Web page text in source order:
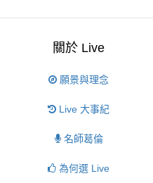
關於 Live
願景與理念
Live 大事紀
名師葛倫
為何選 Live